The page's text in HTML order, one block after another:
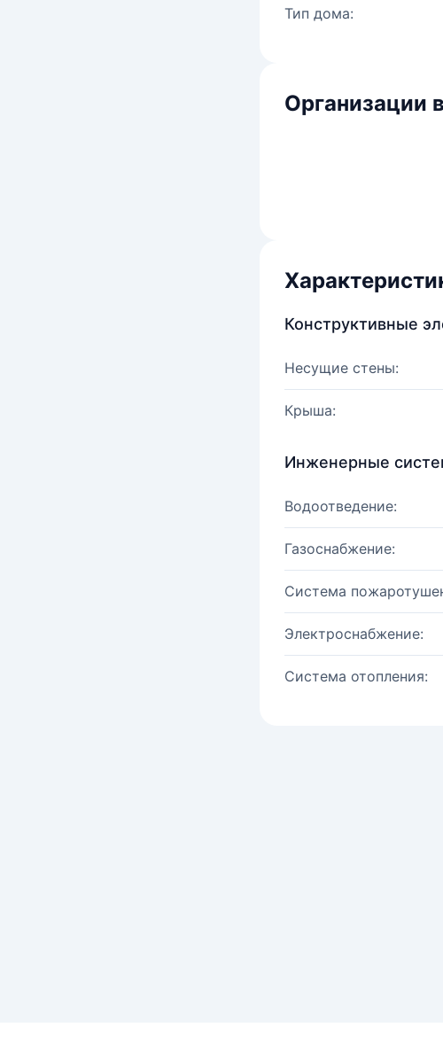
Тип дома:
Организации
Конструктивные
Несущие стены:
Крыша:
Инженерные
Водоотведение:
Газоснабжение:
Система
Электроснабжение:
Система отопления: